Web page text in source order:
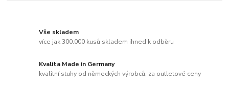
Vše skladem
více jak 300.000 kusů skladem ihned k odběru
Kvalita Made in Germany
kvalitní stuhy od německých výrobců, za outletové ceny